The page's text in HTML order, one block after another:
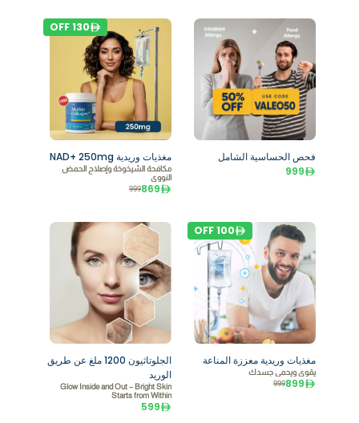
فحص الحساسية الشامل
999
مغذيات وريدية NAD+ 250mg
مكافحة الشيخوخة وإصلاح الحمض
النووي
869
999
130
OFF
مغذيات وريدية معززة المناعة
يقوي ويحمي جسدك
899
999
100
OFF
الجلوتاثيون 1200 ملغ عن طريق
الوريد
Glow Inside and Out – Bright Skin
Starts from Within
599